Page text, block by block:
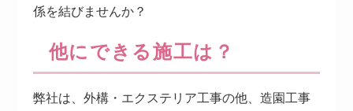
係を結びませんか？
他にできる施工は？
弊社は、外構・エクステリア工事の他、造園工事